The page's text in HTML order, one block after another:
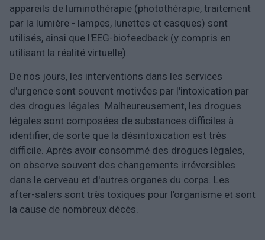
appareils de luminothérapie (photothérapie, traitement
par la lumière - lampes, lunettes et casques) sont
utilisés, ainsi que l'EEG-biofeedback (y compris en
utilisant la réalité virtuelle).
De nos jours, les interventions dans les services
d'urgence sont souvent motivées par l'intoxication par
des drogues légales. Malheureusement, les drogues
légales sont composées de substances difficiles à
identifier, de sorte que la désintoxication est très
difficile. Après avoir consommé des drogues légales,
on observe souvent des changements irréversibles
dans le cerveau et d'autres organes du corps. Les
after-salers sont très toxiques pour l'organisme et sont
la cause de nombreux décès.